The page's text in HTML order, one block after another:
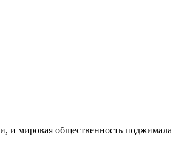
и мировая общественность